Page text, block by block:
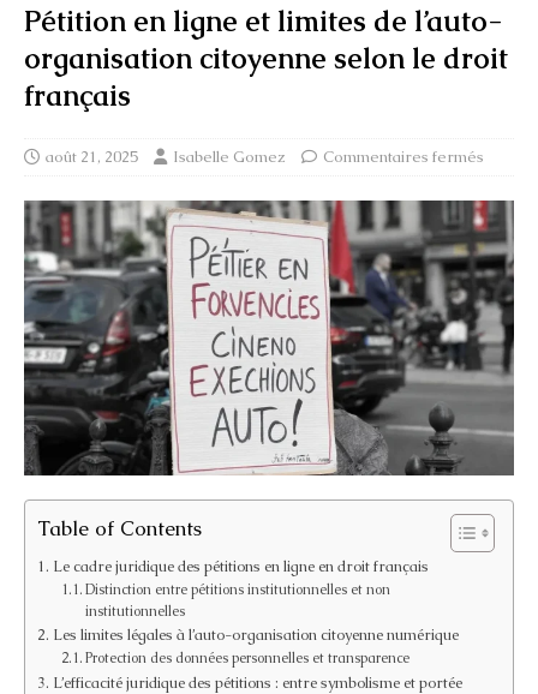
Pétition en ligne et limites de l’auto-
organisation citoyenne selon le droit
français
août 21, 2025 Isabelle Gomez Commentaires fermés
Table of Contents
Le cadre juridique des pétitions en ligne en droit français
Distinction entre pétitions institutionnelles et non
institutionnelles
Les limites légales à l’auto-organisation citoyenne numérique
Protection des données personnelles et transparence
L’efficacité juridique des pétitions : entre symbolisme et portée